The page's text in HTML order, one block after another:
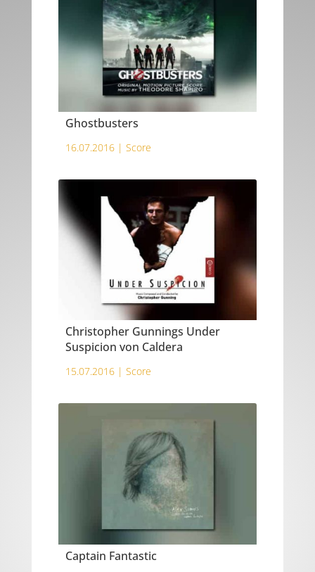
Ghostbusters
16.07.2016 | Score
Christopher Gunnings Under
Suspicion von Caldera
15.07.2016 | Score
Captain Fantastic